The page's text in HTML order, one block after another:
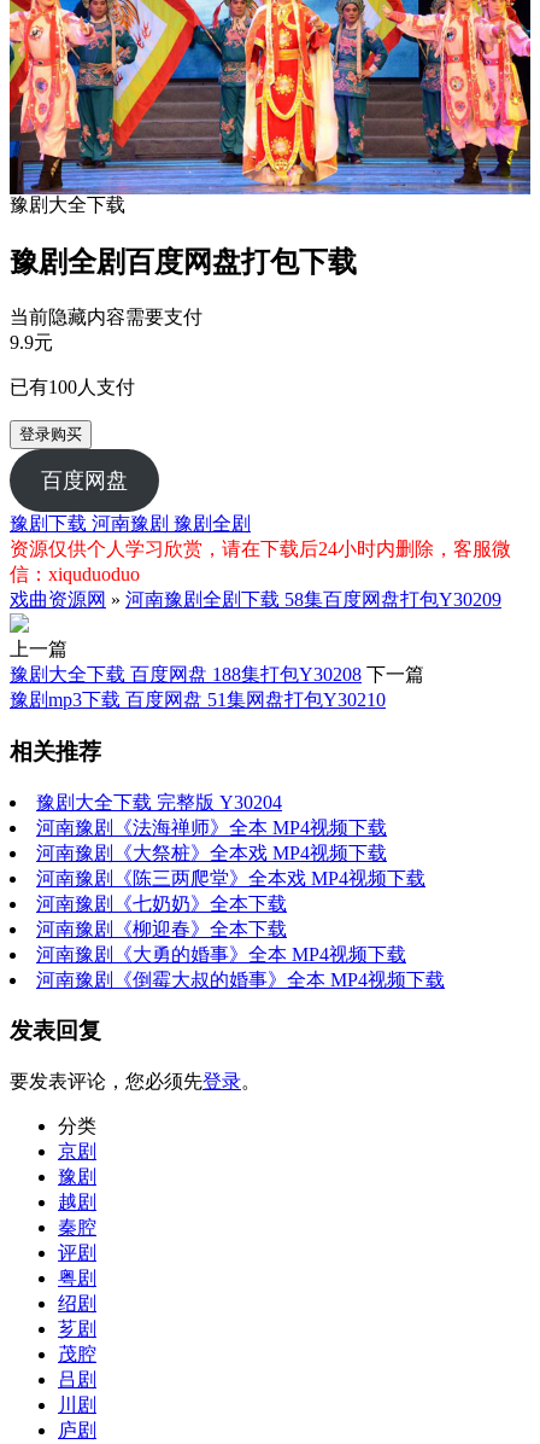
豫剧大全下载
豫剧全剧百度网盘打包下载
当前隐藏内容需要支付
9.9元
已有100人支付
登录购买
百度网盘
豫剧下载 河南豫剧 豫剧全剧
资源仅供个人学习欣赏，请在下载后24小时内删除，客服微
信：xiquduoduo
戏曲资源网 » 河南豫剧全剧下载 58集百度网盘打包Y30209
上一篇
豫剧大全下载 百度网盘 188集打包Y30208 下一篇
豫剧mp3下载 百度网盘 51集网盘打包Y30210
相关推荐
豫剧大全下载 完整版 Y30204
河南豫剧《法海禅师》全本 MP4视频下载
河南豫剧《大祭桩》全本戏 MP4视频下载
河南豫剧《陈三两爬堂》全本戏 MP4视频下载
河南豫剧《七奶奶》全本下载
河南豫剧《柳迎春》全本下载
河南豫剧《大勇的婚事》全本 MP4视频下载
河南豫剧《倒霉大叔的婚事》全本 MP4视频下载
发表回复
要发表评论，您必须先登录。
分类
京剧
豫剧
越剧
秦腔
评剧
粤剧
绍剧
芗剧
茂腔
吕剧
川剧
庐剧